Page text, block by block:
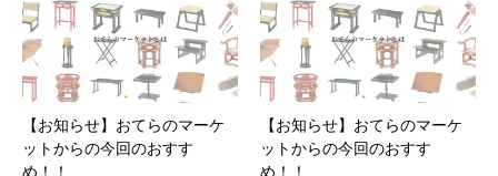
【お知らせ】おてらのマーケ
ットからの今回のおすす
め！！
【お知らせ】おてらのマーケ
ットからの今回のおすす
め！！